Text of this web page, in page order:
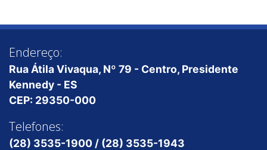
Endereço:
Rua Átila Vivaqua, Nº 79 - Centro, Presidente
Kennedy - ES
CEP: 29350-000
Telefones:
(28) 3535-1900 / (28) 3535-1943